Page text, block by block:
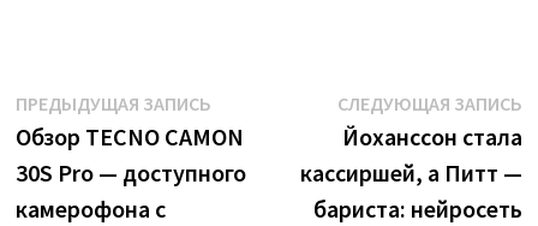
Навигация
по
записям
ПРЕДЫДУЩАЯ ЗАПИСЬПредыдущая
запись:
Обзор TECNO CAMON
30S Pro — доступного
камерофона с
СЛЕДУЮЩАЯ ЗАПИСЬ
Йоханссон стала
кассиршей, а Питт —
бариста: нейросеть